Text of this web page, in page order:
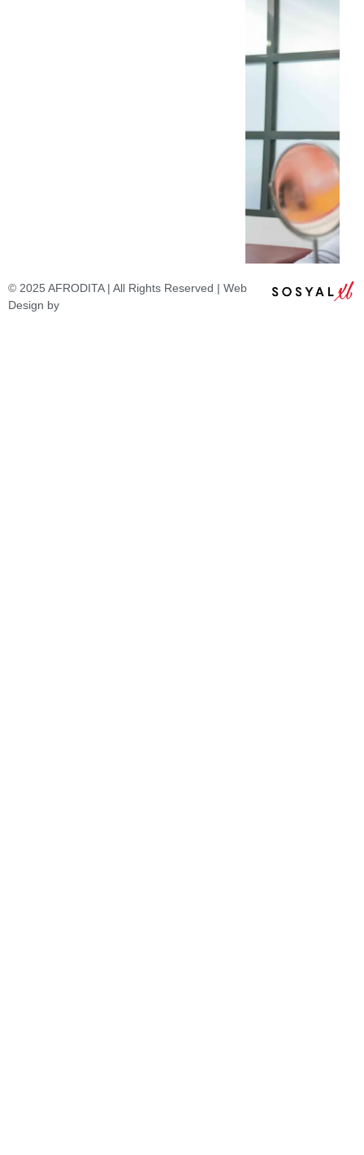
© 2025 AFRODITA | All Rights Reserved | Web
Design by